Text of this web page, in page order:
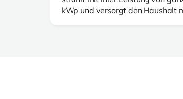
kWp und versorgt den Haushalt